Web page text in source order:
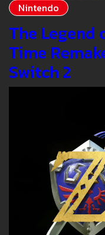
Nintendo
The Legend
Time
Switch 2